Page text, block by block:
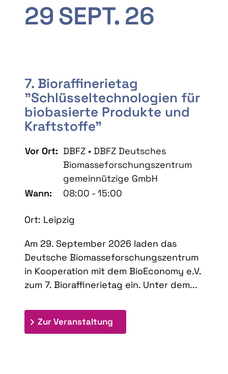
29SEPT. 26
7. Bioraffinerietag
"Schlüsseltechnologien für
biobasierte Produkte und
Kraftstoffe"
Vor Ort: DBFZ • DBFZ Deutsches
Biomasseforschungszentrum
gemeinnützige GmbH
Wann:
08:00 - 15:00
Ort: Leipzig
Am 29. September 2026 laden das
Deutsche Biomasseforschungszentrum
in Kooperation mit dem BioEconomy e.V.
zum 7. Bioraffinerietag ein. Unter dem...
Zur Veranstaltung